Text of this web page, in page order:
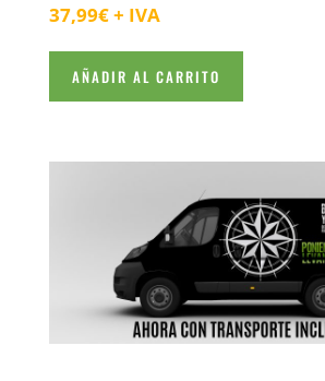
37,99€+ IVA
AÑADIR AL CARRITO